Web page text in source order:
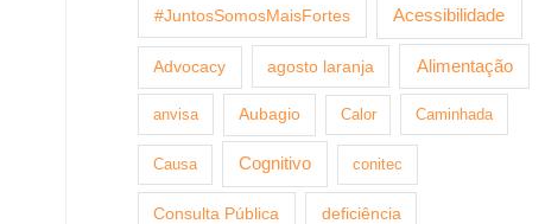
#JuntosSomosMaisFortes Acessibilidade
Advocacy agosto laranja Alimentação
anvisa Aubagio Calor Caminhada
Causa Cognitivo conitec
Consulta Pública deficiência